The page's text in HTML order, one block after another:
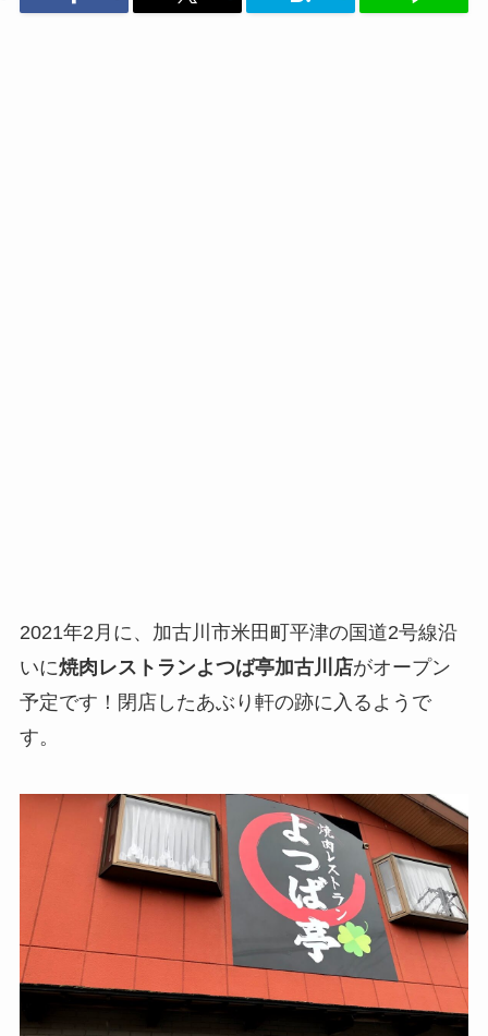
2021年2月に、加古川市米田町平津の国道2号線沿
いに焼肉レストランよつば亭加古川店がオープン
予定です！閉店したあぶり軒の跡に入るようで
す。